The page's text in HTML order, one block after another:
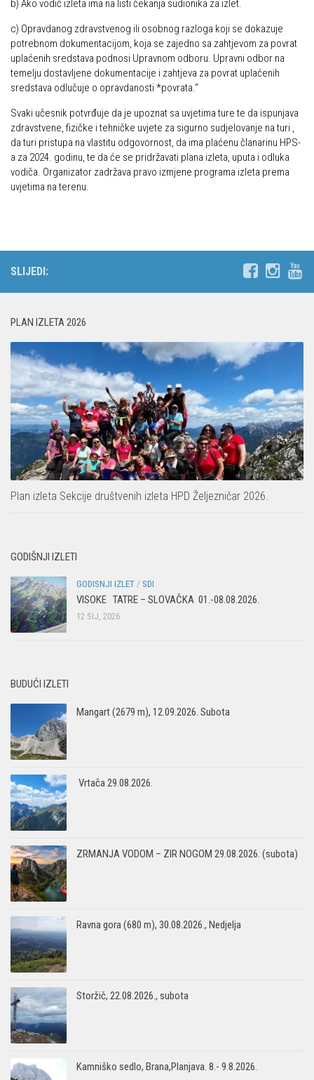
b) Ako vodič izleta ima na listi čekanja sudionika za izlet.
c) Opravdanog zdravstvenog ili osobnog razloga koji se dokazuje
potrebnom dokumentacijom, koja se zajedno sa zahtjevom za povrat
uplaćenih sredstava podnosi Upravnom odboru. Upravni odbor na
temelju dostavljene dokumentacije i zahtjeva za povrat uplaćenih
sredstava odlučuje o opravdanosti *povrata.“
Svaki učesnik potvrđuje da je upoznat sa uvjetima ture te da ispunjava
zdravstvene, fizičke i tehničke uvjete za sigurno sudjelovanje na turi ,
da turi pristupa na vlastitu odgovornost, da ima plaćenu članarinu HPS-
a za 2024. godinu, te da će se pridržavati plana izleta, uputa i odluka
vodiča. Organizator zadržava pravo izmjene programa izleta prema
uvjetima na terenu.
SLIJEDI:
PLAN IZLETA 2026
Plan izleta Sekcije društvenih izleta HPD Željezničar 2026.
GODIŠNJI IZLETI
GODISNJI IZLET / SDI
VISOKE TATRE – SLOVAČKA 01.-08.08.2026.
12 SIJ, 2026
BUDUĆI IZLETI
Mangart (2679 m), 12.09.2026. Subota
Vrtača 29.08.2026.
ZRMANJA VODOM – ZIR NOGOM 29.08.2026. (subota)
Ravna gora (680 m), 30.08.2026., Nedjelja
Storžič, 22.08.2026., subota
Kamniško sedlo, Brana,Planjava. 8.- 9.8.2026.